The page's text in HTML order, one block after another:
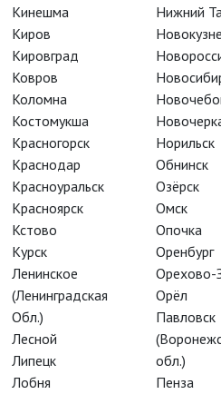
В 2008-2011 гг. —
Станиславского и
В сезоне 2011/12 был
Александра Ветрова.
Награды
2004 г. — III премия
2006 г. — специальный
2011 г. — приз журнала
хореографии «Benois de
остроты», «Маленькая
2014 г.- Международная
2016 г.- Гран при
Кинешма
Киров
Кировград
Ковров
Коломна
Костомукша
Красногорск
Краснодар
Красноуральск
Красноярск
Кстово
Курск
Ленинское
(Ленинградская
Обл.)
Лесной
Липецк
Лобня
Нижний
Норильск
Обнинск
Озёрск
Омск
Опочка
Оренбург
Орехово-
Орёл
Павловск
обл.)
Пенза